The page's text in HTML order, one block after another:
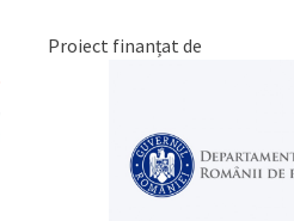
Proiect finanțat de